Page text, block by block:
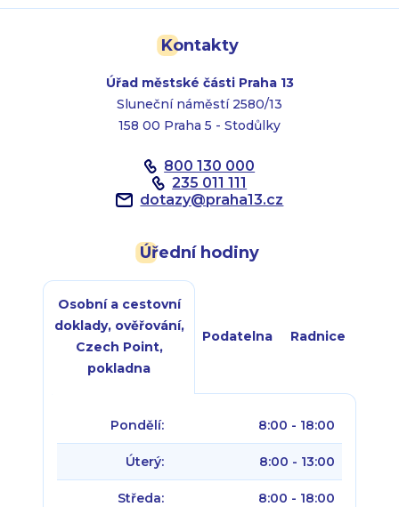
Kontakty
Úřad městské části Praha 13
Sluneční náměstí 2580/13
158 00 Praha 5 - Stodůlky
800 130 000
235 011 111
dotazy@praha13.cz
Úřední hodiny
Osobní a cestovní
doklady, ověřování,
Czech Point,
pokladna
Podatelna Radnice
Pondělí: 8:00 - 18:00
Úterý: 8:00 - 13:00
Středa: 8:00 - 18:00